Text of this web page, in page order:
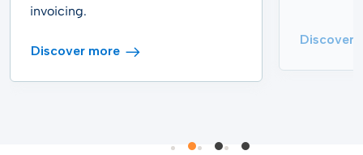
invoicing.
Discover more
Discover